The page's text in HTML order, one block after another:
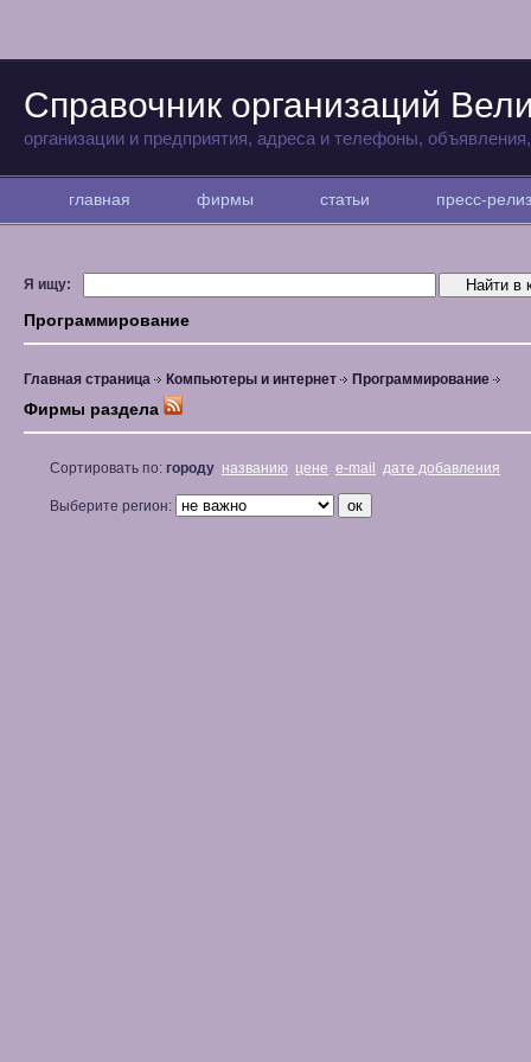
Справочник организаций
организации и предприятия, адреса и телефоны,
главная фирмы статьи пресс-
Я ищу:
Программирование
Главная страница Компьютеры и интернет Программирование
Фирмы раздела
Сортировать по: городу названию цене e-mail дате добавления
Выберите регион: